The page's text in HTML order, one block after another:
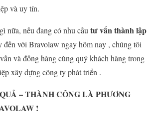
và uy tín.
nữa, nếu đang có nhu cầu tư vấn thành lập
đến với Bravolaw ngay hôm nay , chúng tôi
và đồng hàng cùng quý khách hàng trong
xây dựng công ty phát triển .
– THÀNH CÔNG LÀ PHƯƠNG
!